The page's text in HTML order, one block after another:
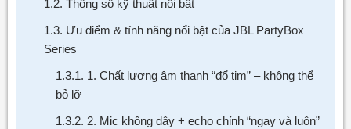
1.2. Thông số kỹ thuật nổi bật
1.3. Ưu điểm & tính năng nổi bật của JBL PartyBox
Series
1.3.1. 1. Chất lượng âm thanh “đổ tim” – không thể
bỏ lỡ
1.3.2. 2. Mic không dây + echo chỉnh “ngay và luôn”